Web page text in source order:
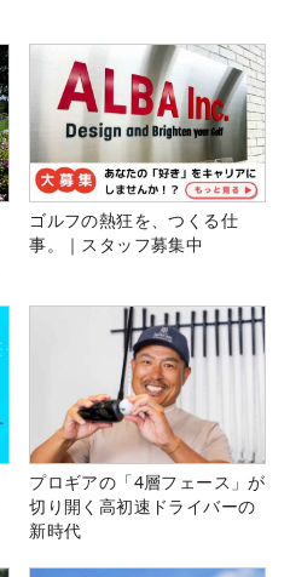
ゴルフの熱狂を、つくる仕
事。｜スタッフ募集中
プロギアの「4層フェース」が
切り開く高初速ドライバーの
新時代